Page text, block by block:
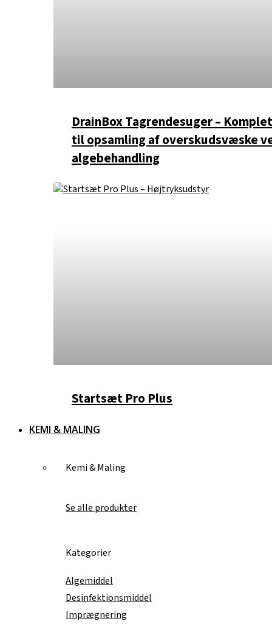
DrainBox Tagrendesuger –
til opsamling af overskudsvæske
algebehandling
Startsæt Pro Plus
KEMI & MALING
Kemi & Maling
Se alle produkter
Kategorier
Algemiddel
Desinfektionsmiddel
Imprægnering